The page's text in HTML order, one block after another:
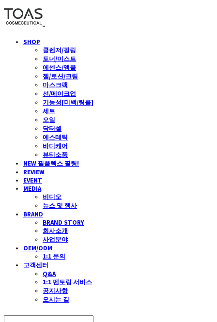
SHOP
클렌저/필링
토너/미스트
에센스/앰플
젤/로션/크림
마스크팩
선/메이크업
기능성[미백/링클]
세트
오일
닥터셀
에스테틱
바디케어
뷰티소품
NEW 필플렉스 필링!
REVIEW
EVENT
MEDIA
비디오
뉴스 및 행사
BRAND
BRAND STORY
회사소개
사업분야
OEM/ODM
1:1 문의
고객센터
Q&A
1:1 멘토링 서비스
공지사항
오시는 길